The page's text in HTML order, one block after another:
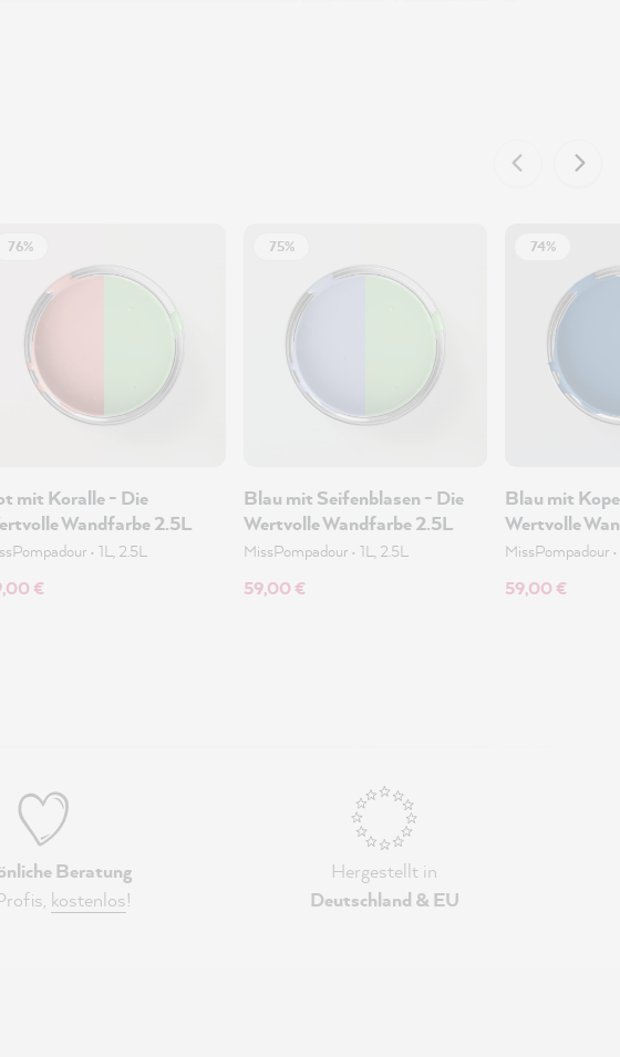
76%
mit Koralle - Die
Wandfarbe 2.5L
• 1L, 2.5L
€
75%
Blau mit Seifenblasen - Die
Wertvolle Wandfarbe 2.5L
MissPompadour • 1L, 2.5L
59,00 €
74%
Blau mit
Wertvolle
MissPompadour •
59,00 €
Beratung
kostenlos!
Hergestellt in
Deutschland & EU